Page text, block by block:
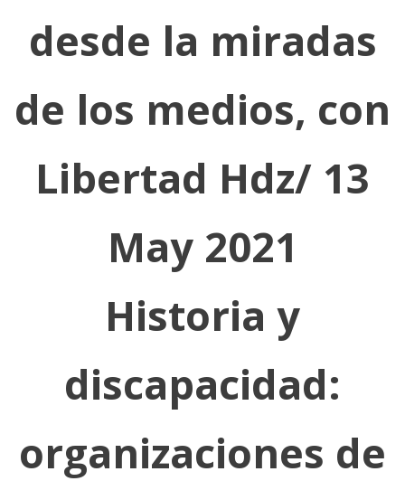
desde la miradas
de los medios, con
Libertad Hdz/ 13
May 2021
Historia y
discapacidad:
organizaciones de